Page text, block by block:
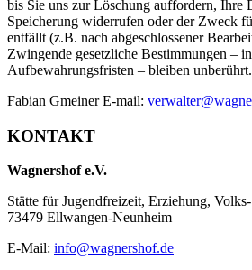
bis Sie uns zur Löschung auffordern, Ihre
Speicherung widerrufen oder der Zweck
entfällt (z.B. nach abgeschlossener
Zwingende gesetzliche Bestimmungen –
Aufbewahrungsfristen – bleiben unberührt.
Fabian Gmeiner E-mail:
KONTAKT
Wagnershof e.V.
Stätte für Jugendfreizeit, Erziehung,
73479 Ellwangen-Neunheim
E-Mail: info@wagnershof.de